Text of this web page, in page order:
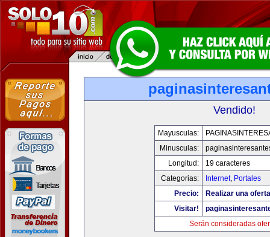
Vendido!
Mayusculas:
Minusculas:
Longitud:
19 caracteres
Categorias:
Internet, Portales
Precio:
Realizar una
Visitar!
Serán consideradas